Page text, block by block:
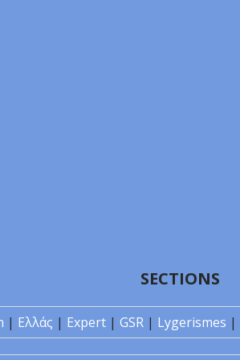
SECTIONS
| Ελλάς | Expert | GSR | Lygerismes |